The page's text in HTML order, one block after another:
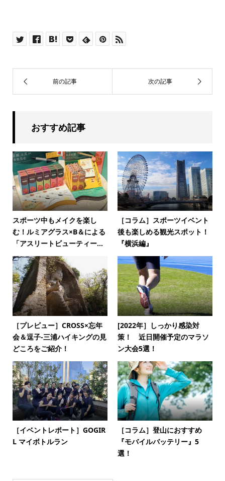
おすすめ記事
スポーツ中もメイクを楽し
む！ルミアグラス×B＆による
「アスリートビューティー...
［コラム］スポーツイベント
後も楽しめる観光スポット！
『横浜編』
［プレビュー］CROSS×忘年
会＆逗子-三浦ハイキングの見
どころをご紹介！
[2022年］しっかり感染対
策！ 近日開催予定のマラソ
ン大会5選！
［イベントレポート］GOGIR
L マイボトルラン
［コラム］登山におすすめ
『モバイルバッテリー』5
選！